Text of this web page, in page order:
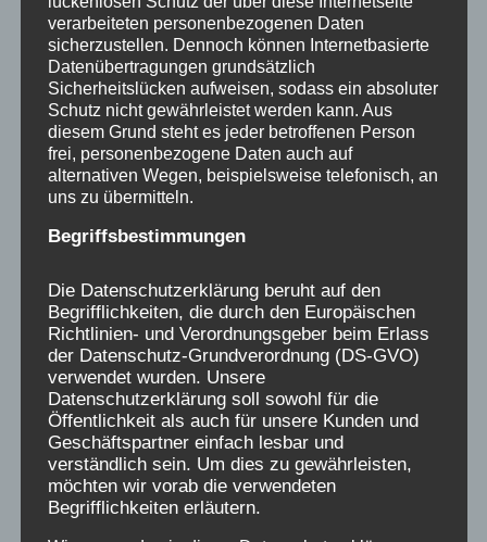
besucht oder auch zu Veranstaltungen
eingeladen werden. Das Besondere an
diesem Film ist die akribische Recherche
durch die Gruppe CORRECTIV, die
eindeutige Beweise für systematisch
arbeitende Netzwerke des Missbrauchs
gefunden haben, eine skandalöse Bilanz
der Katholischen Kirche und des Vatikans!
verarbeiteten personenbezogenen Daten
sicherzustellen. Dennoch können Internetbasierte
Datenübertragungen grundsätzlich
Sicherheitslücken aufweisen, sodass ein absoluter
Schutz nicht gewährleistet werden kann. Aus
diesem Grund steht es jeder betroffenen Person
frei, personenbezogene Daten auch auf
alternativen Wegen, beispielsweise telefonisch, an
uns zu übermitteln.
Begriffsbestimmungen
Die Datenschutzerklärung beruht auf den
Begrifflichkeiten, die durch den Europäischen
Richtlinien- und Verordnungsgeber beim Erlass
der Datenschutz-Grundverordnung (DS-GVO)
verwendet wurden. Unsere
Datenschutzerklärung soll sowohl für die
Öffentlichkeit als auch für unsere Kunden und
Geschäftspartner einfach lesbar und
verständlich sein. Um dies zu gewährleisten,
möchten wir vorab die verwendeten
Begrifflichkeiten erläutern.